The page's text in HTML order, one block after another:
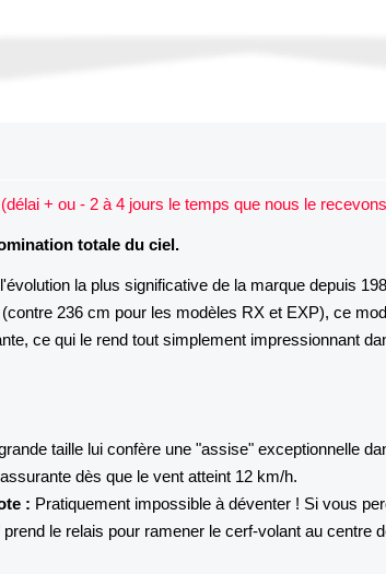
+ ou - 2 à 4 jours le temps que nous le
totale du ciel.
la plus significative de la marque depuis
(contre 236 cm pour les modèles RX et EXP), ce
ce qui le rend tout simplement impressionnant
taille lui confère une "assise" exceptionnelle
dès que le vent atteint 12 km/h.
: Pratiquement impossible à déventer ! Si vous
le relais pour ramener le cerf-volant au centre